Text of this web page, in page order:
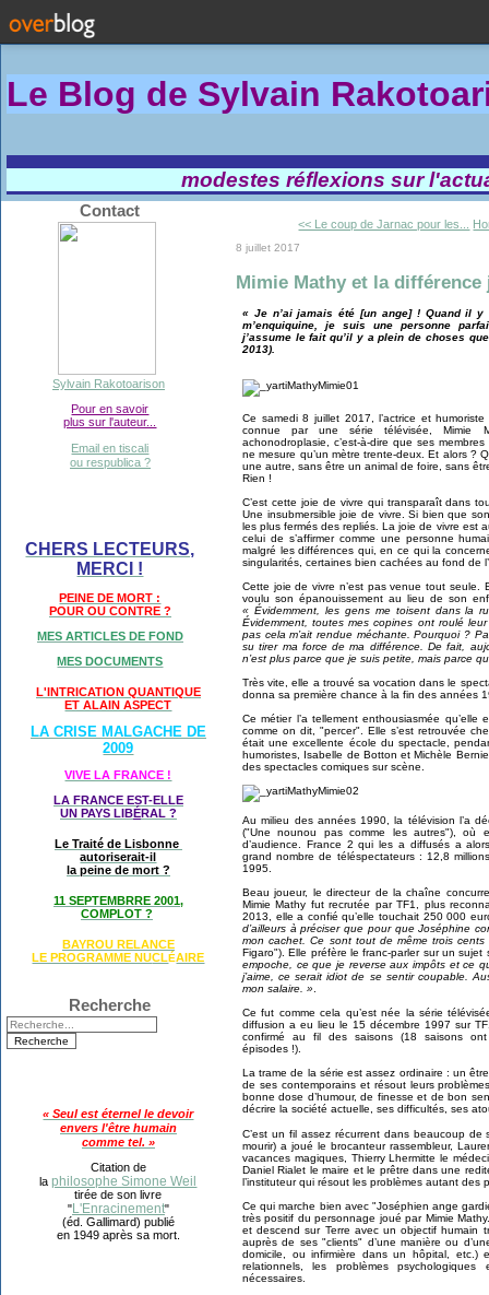
Le Blog de Sylvain Rakotoa
modestes réflexions sur
Contact
Sylvain Rakotoarison
Pour en savoir
plus sur l'auteur...
Email en tiscali
ou respublica ?
CHERS LECTEURS,
MERCI !
PEINE DE MORT :
POUR OU CONTRE ?
MES ARTICLES DE FOND
MES DOCUMENTS
L'INTRICATION QUANTIQUE
ET ALAIN ASPECT
LA CRISE MALGACHE DE
2009
VIVE LA FRANCE !
LA FRANCE EST-ELLE
UN PAYS LIBÉRAL ?
Le Traité de Lisbonne
autoriserait-il
la peine de mort ?
11 SEPTEMBRRE 2001,
COMPLOT ?
BAYROU RELANCE
LE PROGRAMME NUCLÉAIRE
Recherche
« Seul est éternel le devoir
envers l'être humain
comme tel. »
Citation de
laphilosophe Simone Weil
tirée de son livre
"L'Enracinement"
(éd. Gallimard) publié
en 1949 après sa mort.
<< Le coup de Jarnac pour les...
8 juillet 2017
Mimie Mathy et la différence
« Je n’ai jamais été [un ange] ! Quand il
m’enquiquine, je suis une personne
j’assume le fait qu’il y a plein de choses
2013).
Ce samedi 8 juillet 2017, l’actrice et
connue par une série télévisée, Mimie
achonodroplasie, c’est-à-dire que ses
ne mesure qu’un mètre trente-deux. Et alors ?
une autre, sans être un animal de foire, sans
Rien !
C’est cette joie de vivre qui transparaît dans
Une insubmersible joie de vivre. Si bien que
les plus fermés des repliés. La joie de vivre est
celui de s’affirmer comme une personne
malgré les différences qui, en ce qui la
singularités, certaines bien cachées au fond de
Cette joie de vivre n’est pas venue tout seule.
voulu son épanouissement au lieu de son
« Évidemment, les gens me toisent dans la
Évidemment, toutes mes copines ont roulé
pas cela m’ait rendue méchante. Pourquoi ?
su tirer ma force de ma différence. De fait,
n’est plus parce que je suis petite, mais parce
Très vite, elle a trouvé sa vocation dans le
donna sa première chance à la fin des années
Ce métier l’a tellement enthousiasmée
comme on dit, "percer". Elle s’est retrouvée
était une excellente école du spectacle,
humoristes, Isabelle de Botton et Michèle
des spectacles comiques sur scène.
Au milieu des années 1990, la télévision l’a
("Une nounou pas comme les autres"),
d’audience. France 2 qui les a diffusés a
grand nombre de téléspectateurs : 12,8
1995.
Beau joueur, le directeur de la chaîne
Mimie Mathy fut recrutée par TF1, plus
2013, elle a confié qu’elle touchait 250 000
d’ailleurs à préciser que pour que Joséphine
mon cachet. Ce sont tout de même trois
Figaro"). Elle préfère le franc-parler sur un
empoche, ce que je reverse aux impôts et ce
j’aime, ce serait idiot de se sentir coupable.
mon salaire. ».
Ce fut comme cela qu’est née la série
diffusion a eu lieu le 15 décembre 1997 sur
confirmé au fil des saisons (18 saisons
épisodes !).
La trame de la série est assez ordinaire : un
de ses contemporains et résout leurs
bonne dose d’humour, de finesse et de bon
décrire la société actuelle, ses difficultés, ses
C’est un fil assez récurrent dans beaucoup de
mourir) a joué le brocanteur rassembleur,
vacances magiques, Thierry Lhermitte le
Daniel Rialet le maire et le prêtre dans une
l’instituteur qui résout les problèmes autant des
Ce qui marche bien avec "Joséphien ange
très positif du personnage joué par Mimie
et descend sur Terre avec un objectif humain
auprès de ses "clients" d’une manière ou
domicile, ou infirmière dans un hôpital, etc.)
relationnels, les problèmes
nécessaires.